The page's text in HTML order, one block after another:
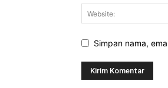
Simpan nama,